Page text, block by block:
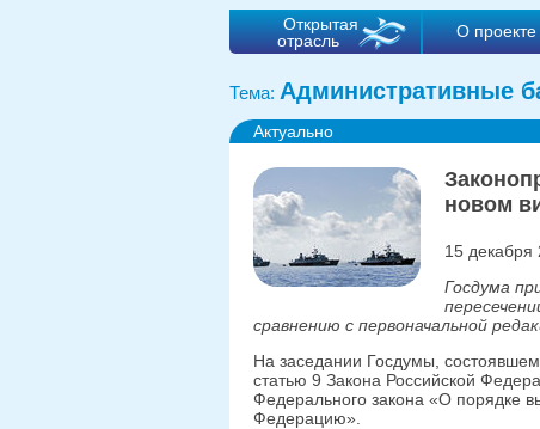
Открытая
отрасль
О проекте
Тема: Административные
Актуально
новом
15 декабря
Госдума
сравнению с первоначальной
На заседании Госдумы,
статью 9 Закона Российской
Федерального закона «О порядке
Федерацию».